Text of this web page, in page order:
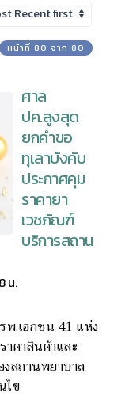
หน้าที่ 80 จาก 80
ศาล
ปค.สูงสุด
ยกคำขอ
ทุเลาบังคับ
ประกาศคุม
ราคายา
เวชภัณฑ์
บริการสถาน
น.
พ.เอกชน 41 แห่ง
าคาสินค้าและ
สถานพยาบาล
ไข